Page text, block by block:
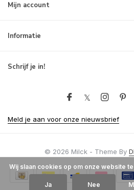
Mijn account
Informatie
Schrijf je in!
Meld je aan voor onze nieuwsbrief
© 2026 Milck - Theme By
Wij slaan cookies op om onze website
Ja Nee